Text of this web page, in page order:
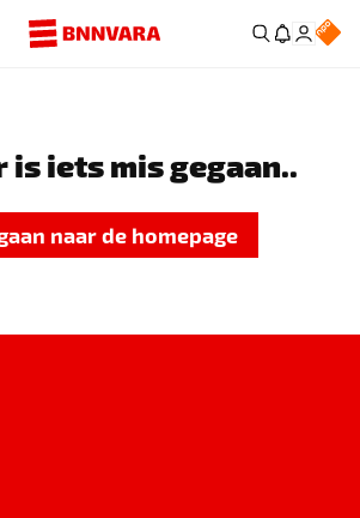
is iets mis gegaan..
naar de homepage